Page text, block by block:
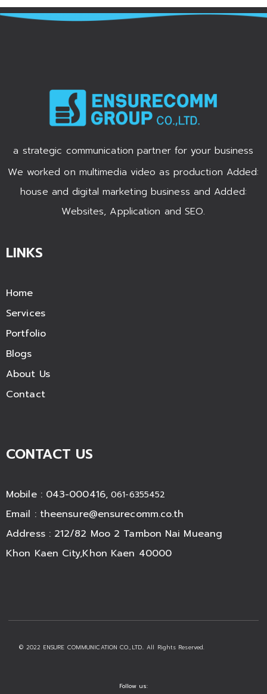
a strategic communication partner for your business
We worked on multimedia video as production Added:
house and digital marketing business and Added:
Websites, Application and SEO.
LINKS
Home
Services
Portfolio
Blogs
About Us
Contact
CONTACT US
Mobile : 043-000416, 061-6355452
Email : theensure@ensurecomm.co.th
Address : 212/82 Moo 2 Tambon Nai Mueang
Khon Kaen City,Khon Kaen 40000
© 2022 ENSURE COMMUNICATION CO.,LTD.. All Rights Reserved.
Follow us: